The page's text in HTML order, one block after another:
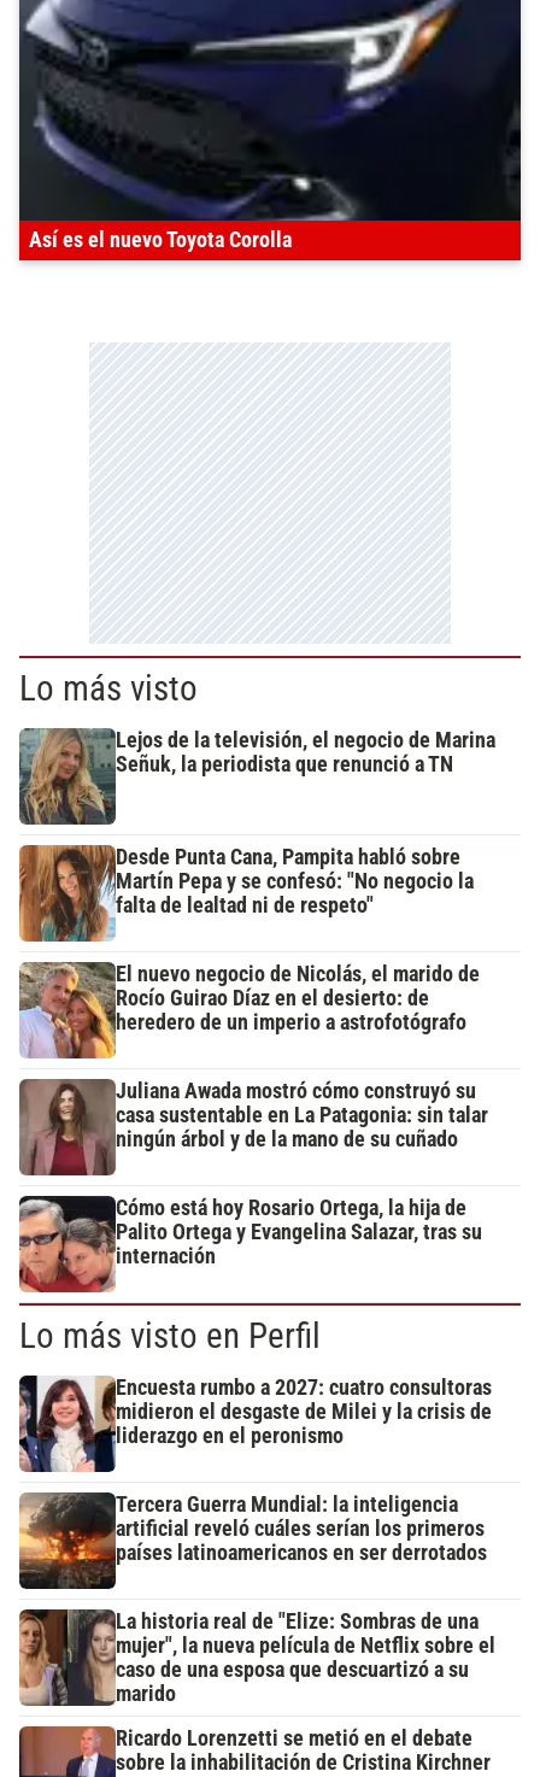
Así es el nuevo Toyota Corolla
Lo más visto
Lejos de la televisión, el negocio de Marina
Señuk, la periodista que renunció a TN
Desde Punta Cana, Pampita habló sobre
Martín Pepa y se confesó: "No negocio la
falta de lealtad ni de respeto"
El nuevo negocio de Nicolás, el marido de
Rocío Guirao Díaz en el desierto: de
heredero de un imperio a astrofotógrafo
Juliana Awada mostró cómo construyó su
casa sustentable en La Patagonia: sin talar
ningún árbol y de la mano de su cuñado
Cómo está hoy Rosario Ortega, la hija de
Palito Ortega y Evangelina Salazar, tras su
internación
Lo más visto en Perfil
Encuesta rumbo a 2027: cuatro consultoras
midieron el desgaste de Milei y la crisis de
liderazgo en el peronismo
Tercera Guerra Mundial: la inteligencia
artificial reveló cuáles serían los primeros
países latinoamericanos en ser derrotados
La historia real de "Elize: Sombras de una
mujer", la nueva película de Netflix sobre el
caso de una esposa que descuartizó a su
marido
Ricardo Lorenzetti se metió en el debate
sobre la inhabilitación de Cristina Kirchner